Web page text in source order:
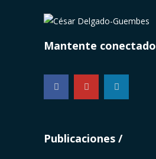
Mantente conectado
...
Publicaciones